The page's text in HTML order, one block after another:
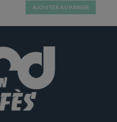
AJOUTER AU PANIER